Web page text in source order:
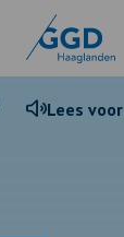
Lees voor